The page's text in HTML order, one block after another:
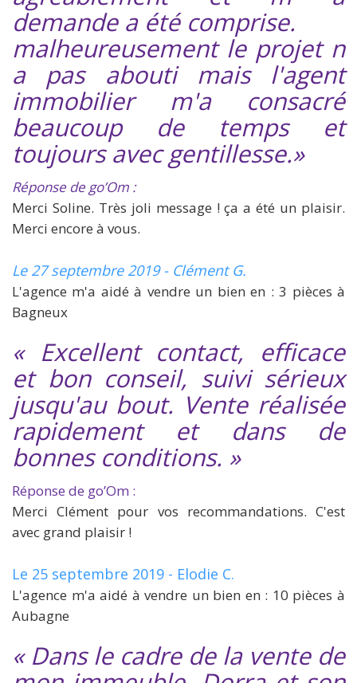
demande a été comprise.
malheureusement le projet n
a pas abouti mais l'agent
immobilier m'a consacré
beaucoup de temps et
toujours avec gentillesse.»
Réponse de go’Om :
Merci Soline. Très joli message ! ça a été un plaisir.
Merci encore à vous.
Le 27 septembre 2019 - Clément G.
L'agence m'a aidé à vendre un bien en : 3 pièces à
Bagneux
« Excellent contact, efficace
et bon conseil, suivi sérieux
jusqu'au bout. Vente réalisée
rapidement et dans de
bonnes conditions. »
Réponse de go’Om :
Merci Clément pour vos recommandations. C'est
avec grand plaisir !
Le 25 septembre 2019 - Elodie C.
L'agence m'a aidé à vendre un bien en : 10 pièces à
Aubagne
« Dans le cadre de la vente de